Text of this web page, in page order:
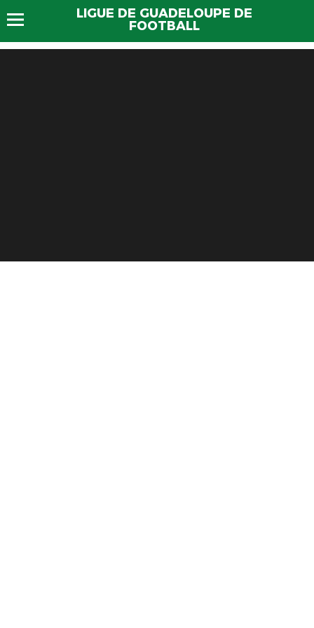
LIGUE DE GUADELOUPE DE
FOOTBALL